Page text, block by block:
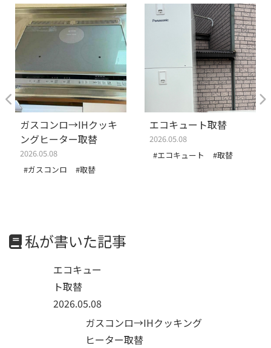
ガスコンロ→IHクッキ
ングヒーター取替
2026.05.08
#ガスコンロ
#取替
エコキュート取替
2026.05.08
#エコキュート
#取替
私が書いた記事
エコキュー
ト取替
2026.05.08
ガスコンロ→IHクッキング
ヒーター取替